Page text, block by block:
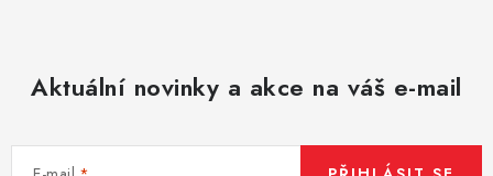
Aktuální novinky a akce na váš e-mail